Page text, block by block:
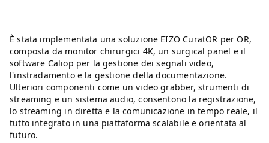
È stata implementata una soluzione EIZO CuratOR per OR,
composta da monitor chirurgici 4K, un surgical panel e il
software Caliop per la gestione dei segnali video,
l'instradamento e la gestione della documentazione.
Ulteriori componenti come un video grabber, strumenti di
streaming e un sistema audio, consentono la registrazione,
lo streaming in diretta e la comunicazione in tempo reale, il
tutto integrato in una piattaforma scalabile e orientata al
futuro.